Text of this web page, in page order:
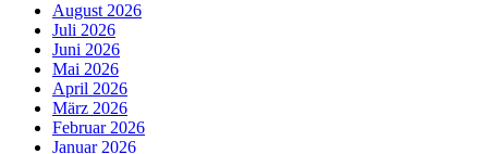
August 2026
Juli 2026
Juni 2026
Mai 2026
April 2026
März 2026
Februar 2026
Januar 2026